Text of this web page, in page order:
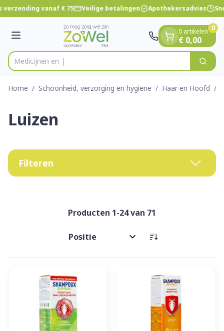
Ga naar de inhoud
1 van 1vanaf € 75 Veilige betalingen Apothekersadvies
Menu
Product, merk, categorie... Zoek
0 artikelen
€ 0,00
0
Home / Schoonheid, verzorging en hygiëne / Haar en Hoofd /
Luizen
Filteren
Producten 1-24van 71
Sorteer op: